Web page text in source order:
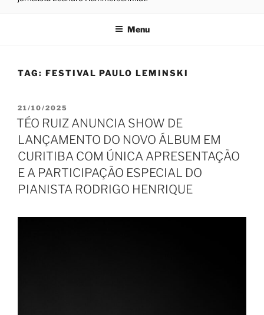
Menu
TAG: FESTIVAL PAULO LEMINSKI
PUBLICADO
EM
21/10/2025
TÉO RUIZ ANUNCIA SHOW DE
LANÇAMENTO DO NOVO ÁLBUM EM
CURITIBA COM ÚNICA APRESENTAÇÃO
E A PARTICIPAÇÃO ESPECIAL DO
PIANISTA RODRIGO HENRIQUE